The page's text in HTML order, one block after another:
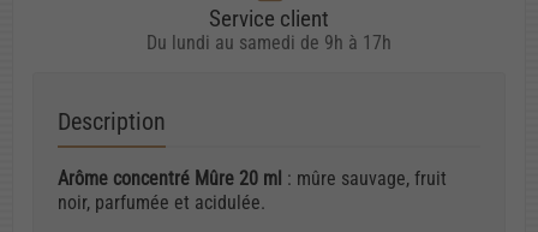
Service client
Du lundi au samedi de 9h à 17h
Description
Arôme concentré Mûre 20 ml : mûre sauvage, fruit
noir, parfumée et acidulée.